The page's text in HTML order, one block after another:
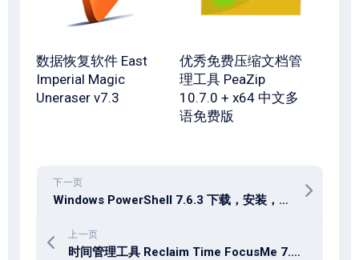
数据恢复软件 East
Imperial Magic
Uneraser v7.3
优秀免费压缩文档管
理工具 PeaZip
10.7.0 + x64 中文多
语免费版
下一页
Windows PowerShell 7.6.3 下载，安装，更新和简易使用指南
上一页
时间管理工具 Reclaim Time FocusMe 7.7.6.0